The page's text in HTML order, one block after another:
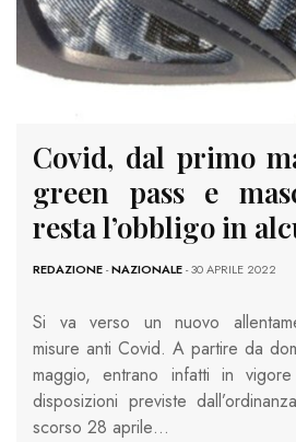
Covid, dal primo
green pass e
resta l’obbligo in
REDAZIONE-NAZIONALE- 30 APRILE 2022
Si va verso un nuovo
misure anti Covid. A partire da
maggio, entrano infatti in
disposizioni previste
scorso 28 aprile…